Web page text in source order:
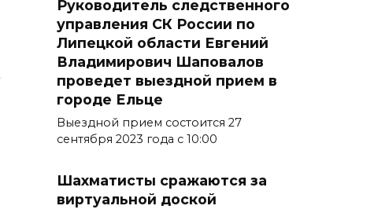
Руководитель следственного
управления СК России по
Липецкой области Евгений
Владимирович Шаповалов
проведет выездной прием в
городе Ельце
Выездной прием состоится 27
сентября 2023 года с 10:00
Шахматисты сражаются за
виртуальной доской